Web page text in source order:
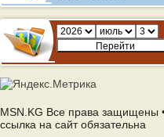
MSN.KG Все права защищены
ссылка на сайт обязательна